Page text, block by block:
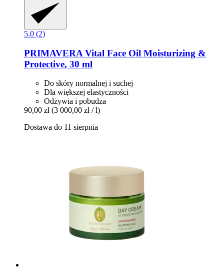
5.0 (2)
PRIMAVERA Vital Face Oil Moisturizing &
Protective, 30 ml
Do skóry normalnej i suchej
Dla większej elastyczności
Odżywia i pobudza
90,00 zł (3 000,00 zł / l)
Dostawa do 11 sierpnia